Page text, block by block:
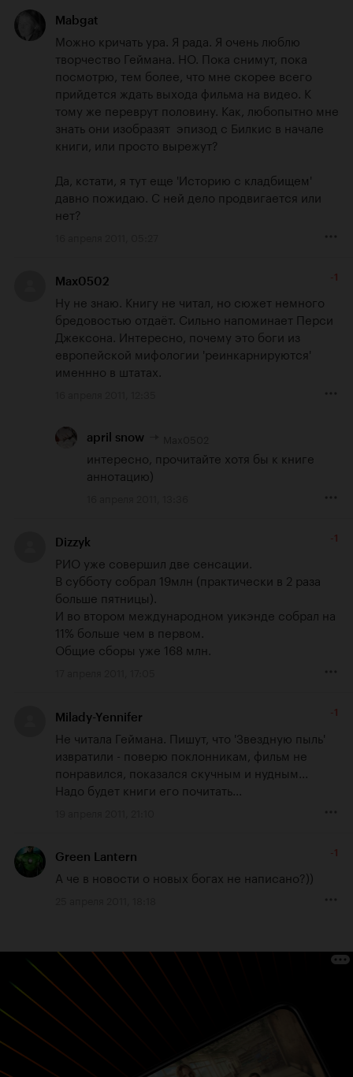
Mabgat
Можно кричать ура. Я рада. Я очень люблю
творчество Геймана. НО. Пока снимут, пока
посмотрю, тем более, что мне скорее всего
прийдется ждать выхода фильма на видео. К
тому же переврут половину. Как, любопытно мне
знать они изобразят  эпизод с Билкис в начале
книги, или просто вырежут?
Да, кстати, я тут еще 'Историю с кладбищем'
давно пожидаю. С ней дело продвигается или
нет?
Max0502 -1
Ну не знаю. Книгу не читал, но сюжет немного
бредовостью отдаёт. Сильно напоминает Перси
Джексона. Интересно, почему это боги из
европейской мифологии 'реинкарнируются'
именнно в штатах.
april snow
интересно, прочитайте хотя бы к книге
аннотацию)
Dizzyk -1
РИО уже совершил две сенсации.
В субботу собрал 19млн (практически в 2 раза
больше пятницы).
И во втором международном уикэнде собрал на
11% больше чем в первом.
Общие сборы уже 168 млн.
Milady-Yennifer -1
Не читала Геймана. Пишут, что 'Звездную пыль'
извратили - поверю поклонникам, фильм не
понравился, показался скучным и нудным...
Надо будет книги его почитать...
Green Lantern -1
А че в новости о новых богах не написано?))